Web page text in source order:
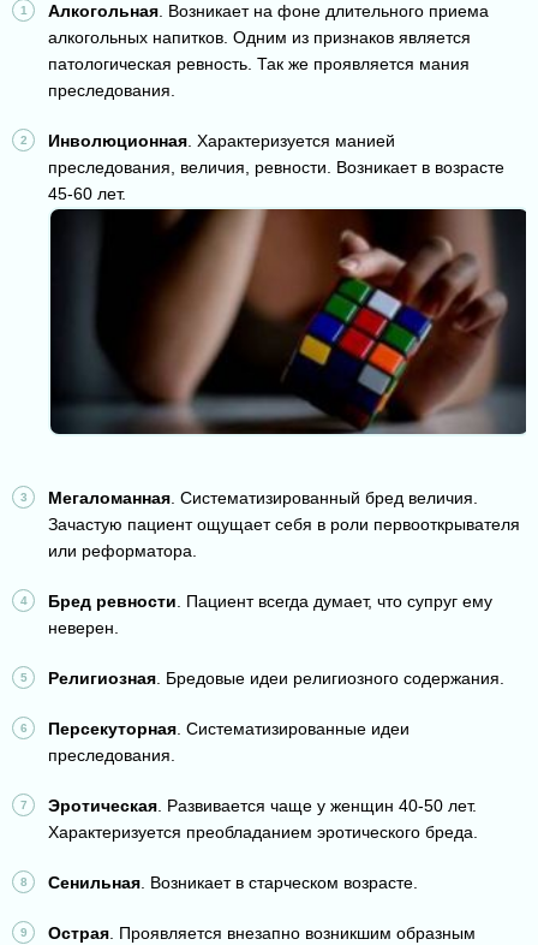
Алкогольная. Возникает на фоне длительного приема
алкогольных напитков. Одним из признаков является
патологическая ревность. Так же проявляется мания
преследования.
Инволюционная. Характеризуется манией
преследования, величия, ревности. Возникает в возрасте
45-60 лет.
Мегаломанная. Систематизированный бред величия.
Зачастую пациент ощущает себя в роли первооткрывателя
или реформатора.
Бред ревности. Пациент всегда думает, что супруг ему
неверен.
Религиозная. Бредовые идеи религиозного содержания.
Персекуторная. Систематизированные идеи
преследования.
Эротическая. Развивается чаще у женщин 40-50 лет.
Характеризуется преобладанием эротического бреда.
Сенильная. Возникает в старческом возрасте.
Острая. Проявляется внезапно возникшим образным